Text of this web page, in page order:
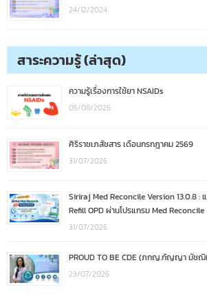
24/12/2024
สาระความรู้ (ล่าสุด)
ความรู้เรื่องการใช้ยา NSAIDs
05/08/2026
ศิริราชเภสัชสาร เดือนกรกฎาคม 2569
31/07/2026
Siriraj Med Reconcile Version 13.0.8 :
Refill OPD ผ่านโปรแกรม Med Reconcile
31/07/2026
PROUD TO BE CDE (ภกญ.กัญญา มัช
23/07/2026